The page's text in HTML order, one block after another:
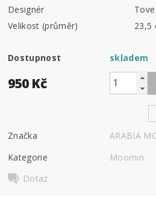
Designér
Velikost (průměr)
23,5
Dostupnost skladem
950 Kč
Značka
ARABIA
Kategorie
Moomin
Dotaz